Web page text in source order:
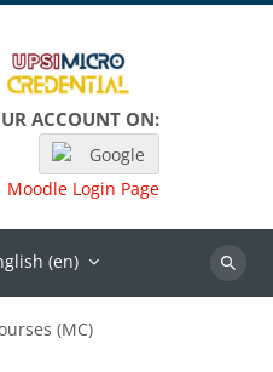
ACCOUNT ON:
Google
Moodle Login Page
‎(en)‎
Search
(MC)